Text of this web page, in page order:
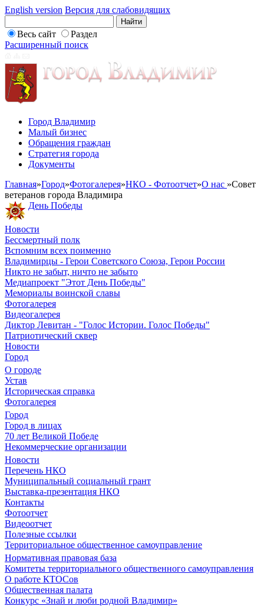
English version Версия для слабовидящих
Весь сайт
Раздел
Расширенный поиск
Город Владимир
Малый бизнес
Обращения граждан
Стратегия города
Документы
Главная»Город»Фотогалерея»НКО - Фотоотчет»О нас »Совет
ветеранов города Владимира
День Победы
Новости
Бессмертный полк
Вспомним всех поименно
Владимирцы - Герои Советского Союза, Герои России
Никто не забыт, ничто не забыто
Медиапроект "Этот День Победы"
Мемориалы воинской славы
Фотогалерея
Видеогалерея
Диктор Левитан - "Голос Истории. Голос Победы"
Патриотический сквер
Новости
Город
О городе
Устав
Историческая справка
Фотогалерея
Город
Город в лицах
70 лет Великой Победе
Некоммерческие организации
Новости
Перечень НКО
Муниципальный социальный грант
Выставка-презентация НКО
Контакты
Фотоотчет
Видеоотчет
Полезные ссылки
Территориальное общественное самоуправление
Нормативная правовая база
Комитеты территориального общественного самоуправления
О работе КТОСов
Общественная палата
Конкурс «Знай и люби родной Владимир»